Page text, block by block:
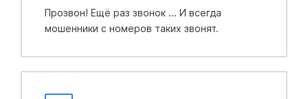
Прозвон! Ещё раз звонок ... И всегда
мошенники с номеров таких звонят.